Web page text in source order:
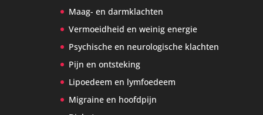
Maag- en darmklachten
Vermoeidheid en weinig energie
Psychische en neurologische klachten
Pijn en ontsteking
Lipoedeem en lymfoedeem
Migraine en hoofdpijn